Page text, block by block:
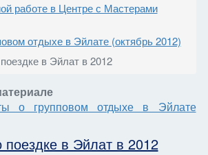
работе в Центре с Мастерами
отдыхе в Эйлате (октябрь 2012)
в Эйлат в 2012
о групповом отдыхе в Эйлате
в Эйлат в 2012